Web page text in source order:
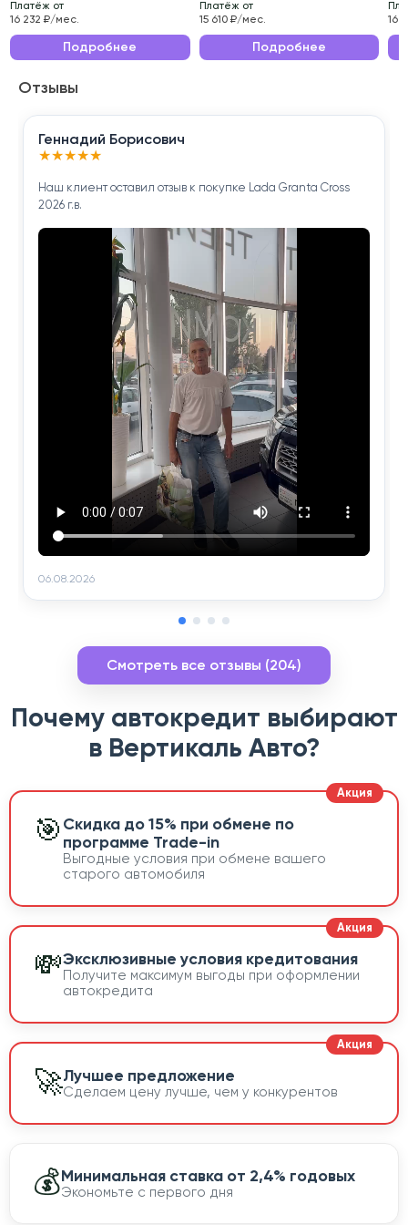
Эксплуатационные характеристики данного
автомобиля делают его идеальным выбором для
путешествий.
Приобретая Nissan X-Trail 2018 года , вы получаете
надёжного помощника для решения повседневных
Платёж от
16 232 ₽/мес.
Подробнее
Платёж от
15 610 ₽/мес.
Подробнее
16
Отзывы
Геннадий Борисович
★★★★★
Наш клиент оставил отзыв к покупке Lada Granta Cross
2026 г.в.
06.08.2026
Смотреть все отзывы (204)
Почему автокредит выбирают
в Вертикаль Авто?
🎯 Скидка до 15% при обмене по
программе Trade-in
Выгодные условия при обмене вашего
старого автомобиля
💸Эксклюзивные условия кредитования
Получите максимум выгоды при оформлении
автокредита
🚀Лучшее предложение
Сделаем цену лучше, чем у конкурентов
💰Минимальная ставка от 2,4% годовых
Экономьте с первого дня